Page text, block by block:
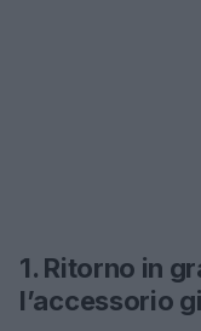
1. Ritorno in
l’accessorio